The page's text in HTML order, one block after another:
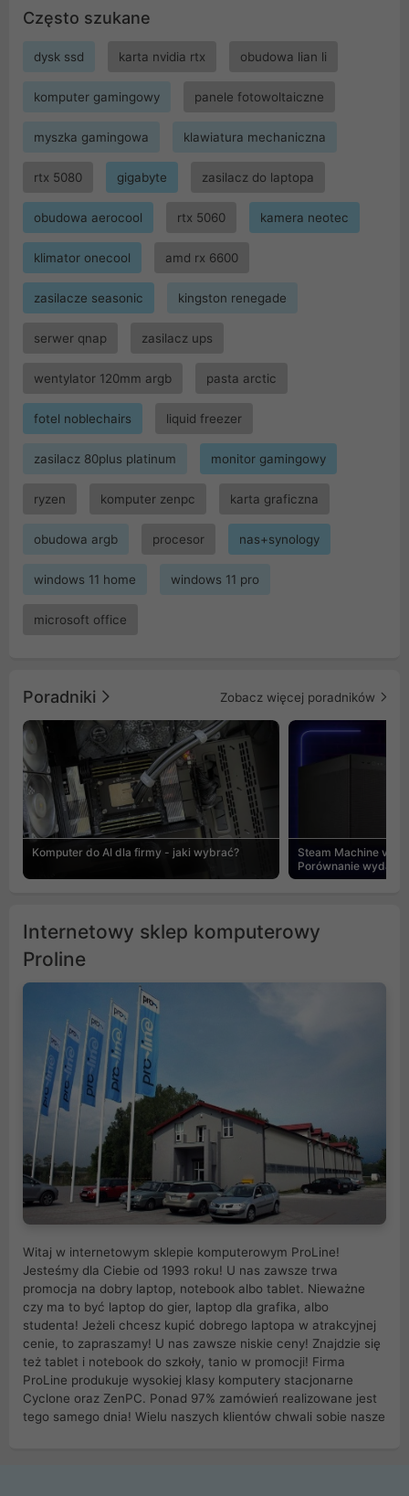
Często szukane
dysk ssd karta nvidia rtx obudowa lian li
komputer gamingowy panele fotowoltaiczne
myszka gamingowa klawiatura mechaniczna
rtx 5080 gigabyte zasilacz do laptopa
obudowa aerocool rtx 5060 kamera neotec
klimator onecool amd rx 6600
zasilacze seasonic kingston renegade
serwer qnap zasilacz ups
wentylator 120mm argb pasta arctic
fotel noblechairs liquid freezer
zasilacz 80plus platinum monitor gamingowy
ryzen komputer zenpc karta graficzna
obudowa argb procesor nas+synology
windows 11 home windows 11 pro
microsoft office
Poradniki Zobacz więcej poradników
Komputer do AI dla firmy - jaki wybrać?
Steam Machine vs
Porównanie
Internetowy sklep komputerowy
Proline
Witaj w internetowym sklepie komputerowym ProLine!
Jesteśmy dla Ciebie od 1993 roku! U nas zawsze trwa
promocja na dobry laptop, notebook albo tablet. Nieważne
czy ma to być laptop do gier, laptop dla grafika, albo
studenta! Jeżeli chcesz kupić dobrego laptopa w atrakcyjnej
cenie, to zapraszamy! U nas zawsze niskie ceny! Znajdzie się
też tablet i notebook do szkoły, tanio w promocji! Firma
ProLine produkuje wysokiej klasy komputery stacjonarne
Cyclone oraz ZenPC. Ponad 97% zamówień realizowane jest
tego samego dnia! Wielu naszych klientów chwali sobie nasze